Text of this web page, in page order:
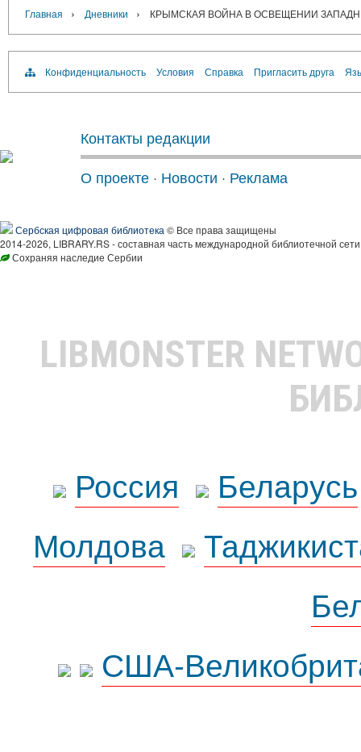
Главная › Дневники › КРЫМСКАЯ ВОЙНА В ОСВЕЩЕНИИ
Конфиденциальность Условия Справка Пригласить друга
Контакты редакции
О проекте · Новости · Реклама
Сербская цифровая библиотека © Все права защищены
2014-2026, LIBRARY.RS - составная часть международной библиотечной
Сохраняя наследие Сербии
LIBMONSTER
Россия
Беларусь
Молдова
США-